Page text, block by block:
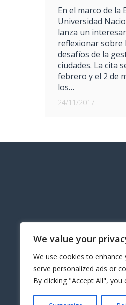
We value your
We use cookies to enhance
serve personalized ads or
By clicking "Accept All",
En el marco de la
Universidad
lanza un
reflexionar sobre
desafíos de la
ciudades. La cita
febrero y el 2 de
los…
24/11/2017